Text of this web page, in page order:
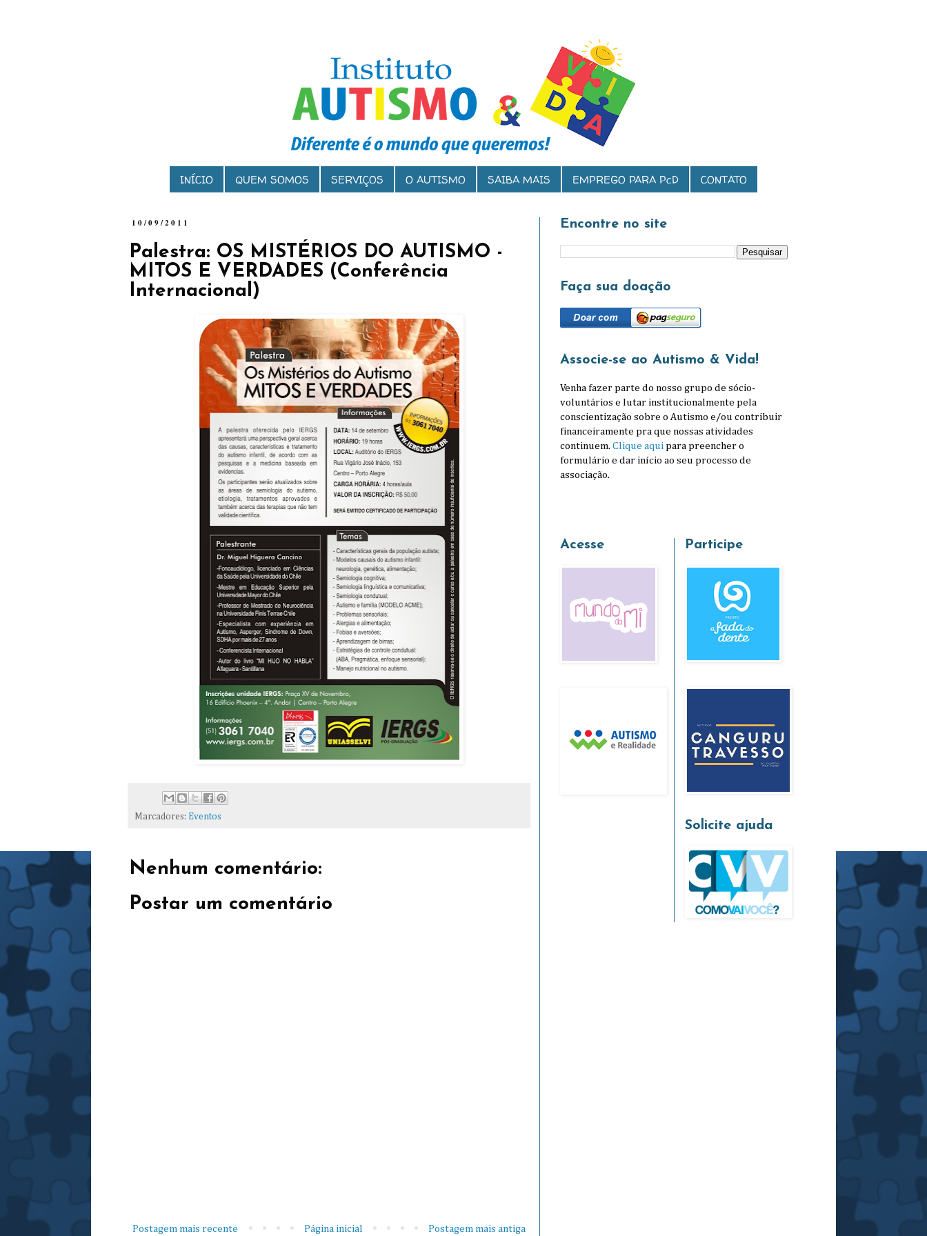
INÍCIO QUEM SOMOS SERVIÇOS O AUTISMO SAIBA MAIS EMPREGO PARA PcD CONTATO
10/09/2011
Palestra: OS MISTÉRIOS DO AUTISMO -
MITOS E VERDADES (Conferência
Internacional)
Marcadores: Eventos
Nenhum comentário:
Postar um comentário
Postagem mais recente Postagem mais antiga
Página inicial
Encontre no site
Faça sua doação
Associe-se ao Autismo & Vida!
Venha fazer parte do nosso grupo de sócio-
voluntários e lutar institucionalmente pela
conscientização sobre o Autismo e/ou contribuir
financeiramente pra que nossas atividades
continuem. Clique aqui para preencher o
formulário e dar início ao seu processo de
associação.
Acesse Participe
Solicite ajuda